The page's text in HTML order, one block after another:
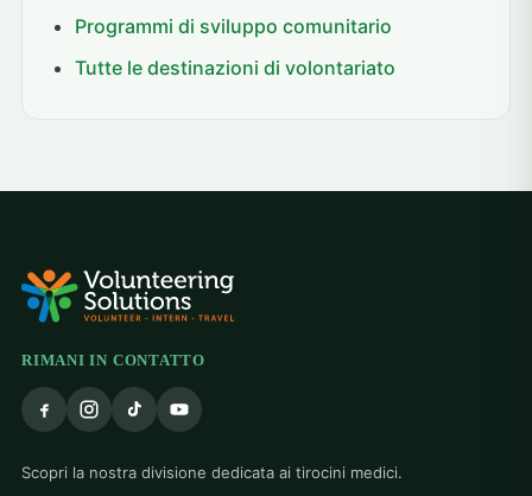
Programmi di sviluppo comunitario
Tutte le destinazioni di volontariato
RIMANI IN CONTATTO
Scopri la nostra divisione dedicata ai tirocini medici.